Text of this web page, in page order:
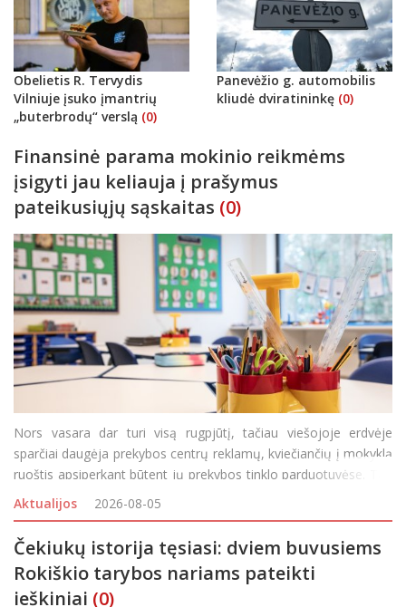
Obelietis R. Tervydis
Vilniuje įsuko įmantrių
„buterbrodų“ verslą (0)
Panevėžio g. automobilis
kliudė dviratininkę (0)
Finansinė parama mokinio reikmėms
įsigyti jau keliauja į prašymus
pateikusiųjų sąskaitas (0)
Nors vasara dar turi visą rugpjūtį, tačiau viešojoje erdvėje
sparčiai daugėja prekybos centrų reklamų, kviečiančių į mokyklą
ruoštis apsiperkant būtent jų prekybos tinklo parduotuvėse. Tad
nori, nenori vaikai ir tėveliai ima galvoti ir skaičiuoti, ko ir kiek
reikės įsigyti, kad rugsėjo
Aktualijos 2026-08-05
Čekiukų istorija tęsiasi: dviem buvusiems
Rokiškio tarybos nariams pateikti
ieškiniai (0)